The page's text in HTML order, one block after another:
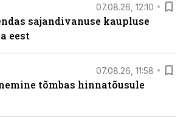
07.08.26, 12:10
sajandivanuse kaupluse
eest
07.08.26, 11:58
tõmbas hinnatõusule